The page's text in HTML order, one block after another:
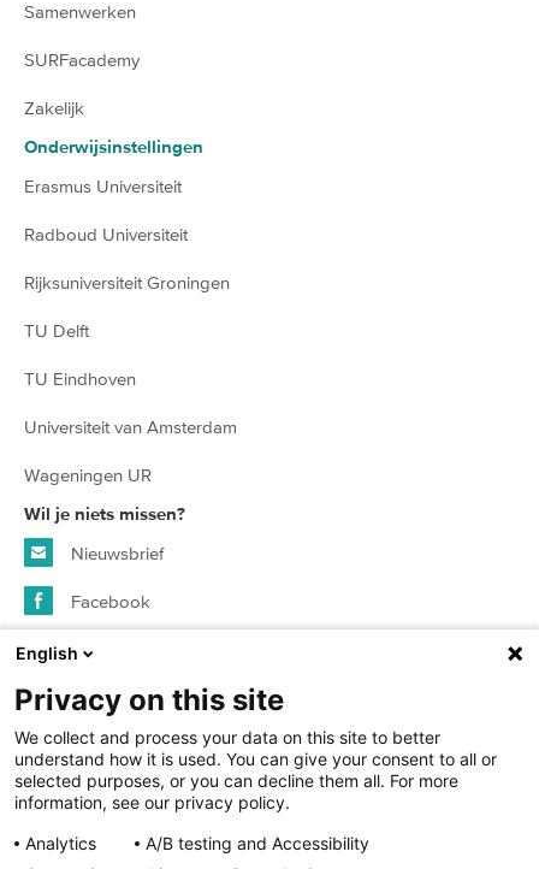
Samenwerken
SURFacademy
Zakelijk
Onderwijsinstellingen
Erasmus Universiteit
Radboud Universiteit
Rijksuniversiteit Groningen
TU Delft
TU Eindhoven
Universiteit van Amsterdam
Wageningen UR
Wil je niets missen?
Nieuwsbrief
Facebook
Instagram
© 2026 SURFspot - alle rechten voorbehouden
Algemene voorwaarden
Privacy statement
English
Privacy on this site
We collect and process your data on this site to better
understand how it is used. You can give your consent to all or
selected purposes, or you can decline them all. For more
information, see our privacy policy.
Analytics
A/B testing and Accessibility